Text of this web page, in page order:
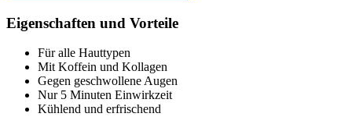
Eigenschaften und Vorteile
Für alle Hauttypen
Mit Koffein und Kollagen
Gegen geschwollene Augen
Nur 5 Minuten Einwirkzeit
Kühlend und erfrischend